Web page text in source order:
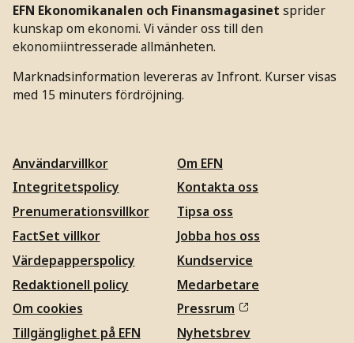
EFN Ekonomikanalen och Finansmagasinet sprider
kunskap om ekonomi. Vi vänder oss till den
ekonomiintresserade allmänheten.
Marknadsinformation levereras av Infront. Kurser visas
med 15 minuters fördröjning.
Användarvillkor
Integritetspolicy
Prenumerationsvillkor
FactSet villkor
Värdepapperspolicy
Redaktionell policy
Om cookies
Tillgänglighet på EFN
Om EFN
Kontakta oss
Tipsa oss
Jobba hos oss
Kundservice
Medarbetare
Pressrum
Nyhetsbrev